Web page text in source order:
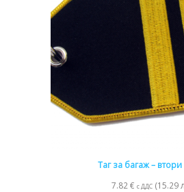
Таг за багаж –
7.82€ с ДДС (15.29